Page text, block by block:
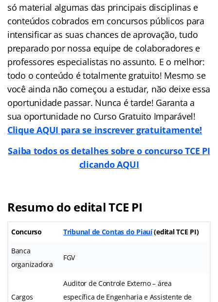
só material algumas das principais disciplinas e
conteúdos cobrados em concursos públicos para
intensificar as suas chances de aprovação, tudo
preparado por nossa equipe de colaboradores e
professores especialistas no assunto. E o melhor:
todo o conteúdo é totalmente gratuito! Mesmo se
você ainda não começou a estudar, não deixe essa
oportunidade passar. Nunca é tarde! Garanta a
sua oportunidade no Curso Gratuito Imparável!
Clique AQUI para se inscrever gratuitamente!
Saiba todos os detalhes sobre o concurso TCE PI
clicando AQUI
Resumo do edital TCE PI
Concurso Tribunal de Contas do Piauí(edital TCE PI)
Banca
organizadora
FGV
Cargos
Auditor de Controle Externo – área
específica de Engenharia e Assistente de